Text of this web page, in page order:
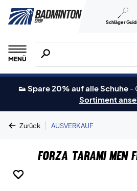
Schläger
MENÜ
Suche nach Produkten,
👟 Spare 20% auf alle Schuhe -
Sortiment
Zurück | AUSVERKAUF
Forza Tarami Men